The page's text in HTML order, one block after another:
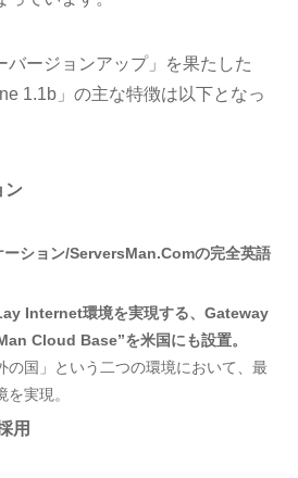
バージョンアップ」を果たした
1.1b」の主な特徴は以下となっ
ン
ション/ServersMan.Comの完全英語
Internet環境を実現する、Gateway
Cloud Base”を米国にも設置。
の国」という二つの環境において、最
実現。
用